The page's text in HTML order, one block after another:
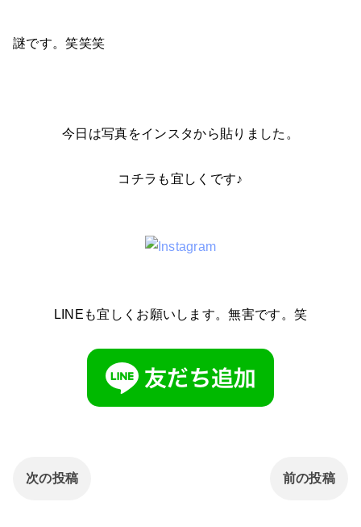
謎です。笑笑笑
今日は写真をインスタから貼りました。
コチラも宜しくです♪
LINEも宜しくお願いします。無害です。笑
次の投稿 前の投稿